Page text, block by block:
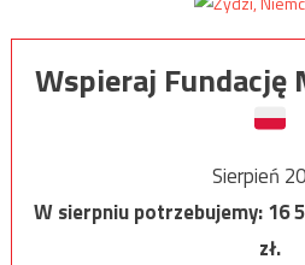
Wspieraj Fundację
Sierpień
W sierpniu potrzebujemy:16
zł.